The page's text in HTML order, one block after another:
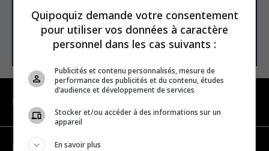
SUBSCRIBE
Become a partner
Quipoquiz demande votre consentement
pour utiliser vos données à caractère
personnel dans les cas suivants :
Publicités et contenu personnalisés, mesure de
performance des publicités et du contenu, études
d’audience et développement de services
Stocker et/ou accéder à des informations sur un
appareil
En savoir plus